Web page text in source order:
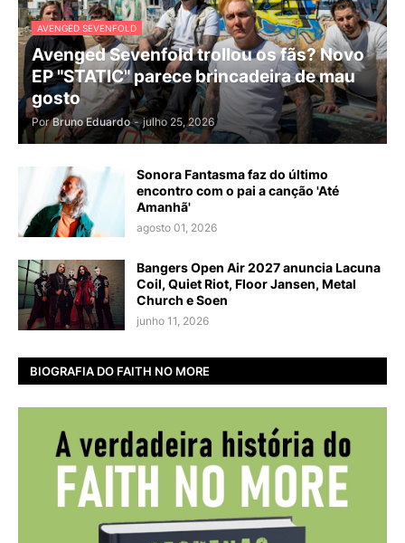
AVENGED SEVENFOLD
Avenged Sevenfold trollou os fãs? Novo
EP "STATIC" parece brincadeira de mau
gosto
Por Bruno Eduardo - julho 25, 2026
Sonora Fantasma faz do último
encontro com o pai a canção 'Até
Amanhã'
agosto 01, 2026
Bangers Open Air 2027 anuncia Lacuna
Coil, Quiet Riot, Floor Jansen, Metal
Church e Soen
junho 11, 2026
BIOGRAFIA DO FAITH NO MORE